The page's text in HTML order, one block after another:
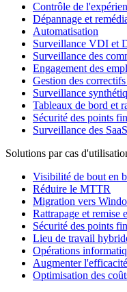
Contrôle de
Dépannage et
Automatisation
Surveillance VDI et
Surveillance des
Engagement des
Gestion des
Surveillance
Tableaux de bord et
Sécurité des points
Surveillance des
Solutions par cas
Visibilité de bout en
Réduire le MTTR
Migration vers
Rattrapage et remise
Sécurité des points
Lieu de travail
Opérations
Augmenter
Optimisation des